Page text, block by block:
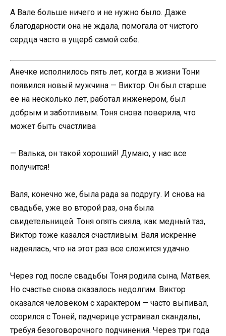
А Вале больше ничего и не нужно было. Даже
благодарности она не ждала, помогала от чистого
сердца часто в ущерб самой себе.
Анечке исполнилось пять лет, когда в жизни Тони
появился новый мужчина — Виктор. Он был старше
ее на несколько лет, работал инженером, был
добрым и заботливым. Тоня снова поверила, что
может быть счастлива
— Валька, он такой хороший! Думаю, у нас все
получится!
Валя, конечно же, была рада за подругу. И снова на
свадьбе, уже во второй раз, она была
свидетельницей. Тоня опять сияла, как медный таз,
Виктор тоже казался счастливым. Валя искренне
надеялась, что на этот раз все сложится удачно.
Через год после свадьбы Тоня родила сына, Матвея.
Но счастье снова оказалось недолгим. Виктор
оказался человеком с характером — часто выпивал,
ссорился с Тоней, падчерице устраивал скандалы,
требуя безоговорочного подчинения. Через три года